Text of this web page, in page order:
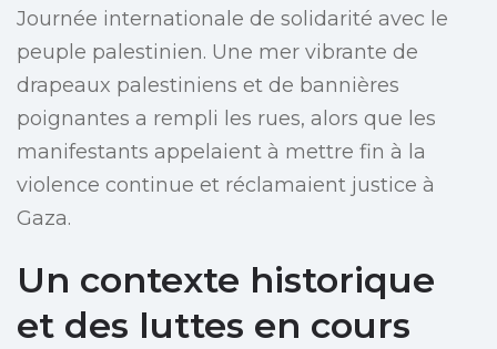
Journée internationale de solidarité avec le
peuple palestinien. Une mer vibrante de
drapeaux palestiniens et de bannières
poignantes a rempli les rues, alors que les
manifestants appelaient à mettre fin à la
violence continue et réclamaient justice à
Gaza.
Un contexte historique
et des luttes en cours